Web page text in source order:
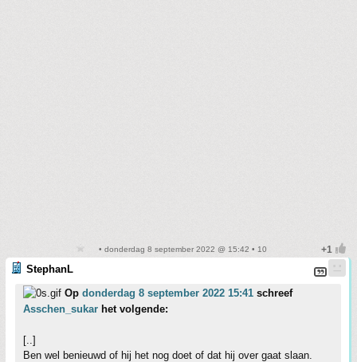
• donderdag 8 september 2022 @ 15:42 • 10
StephanL
Op donderdag 8 september 2022 15:41 schreef
Asschen_sukar het volgende:
[..]
Ben wel benieuwd of hij het nog doet of dat hij over gaat slaan.